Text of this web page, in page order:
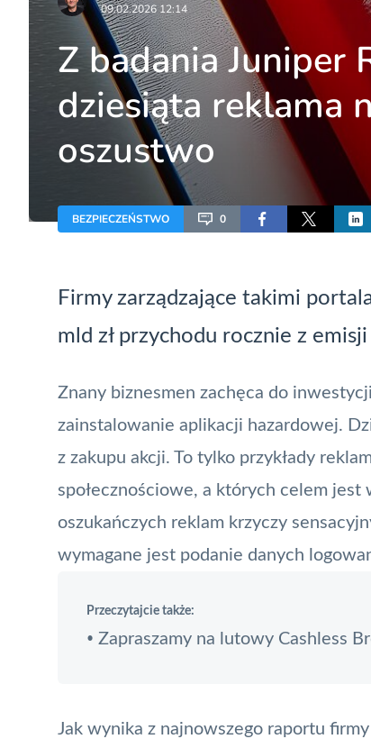
09.02.2026 12:14
Z badania Juniper
dziesiąta reklama
oszustwo
BEZPIECZEŃSTWO 0
Firmy zarządzające takimi
mld zł przychodu rocznie z
Znany biznesmen zachęca do
zainstalowanie aplikacji hazardowej.
z zakupu akcji. To tylko przykłady
społecznościowe, a których celem jest
oszukańczych reklam krzyczy
wymagane jest podanie danych
Przeczytajcie także:
• Zapraszamy na lutowy Cashless
Jak wynika z najnowszego raportu